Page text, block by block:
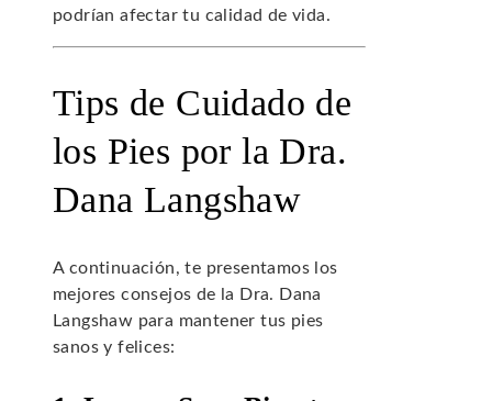
podrían afectar tu calidad de vida.
Tips de Cuidado de
los Pies por la Dra.
Dana Langshaw
A continuación, te presentamos los
mejores consejos de la Dra. Dana
Langshaw para mantener tus pies
sanos y felices: